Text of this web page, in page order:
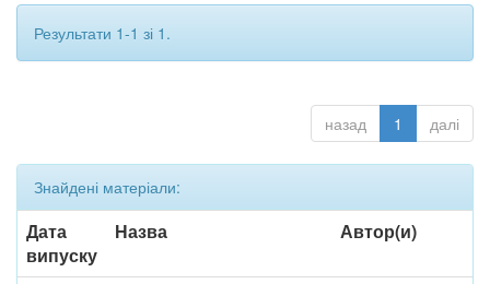
Результати 1-1 зі 1.
назад 1 далі
Знайдені матеріали:
Дата
випуску
Назва Автор(и)